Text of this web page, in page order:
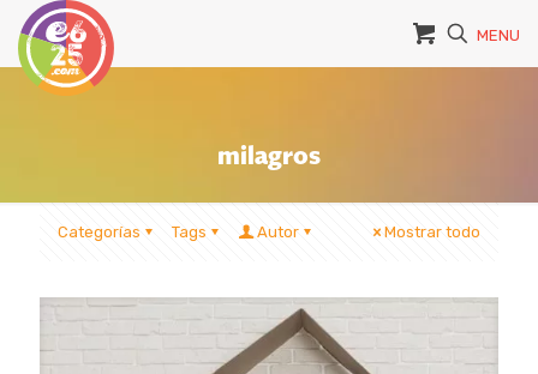
MENU
milagros
Categorías Tags Autor Mostrar todo